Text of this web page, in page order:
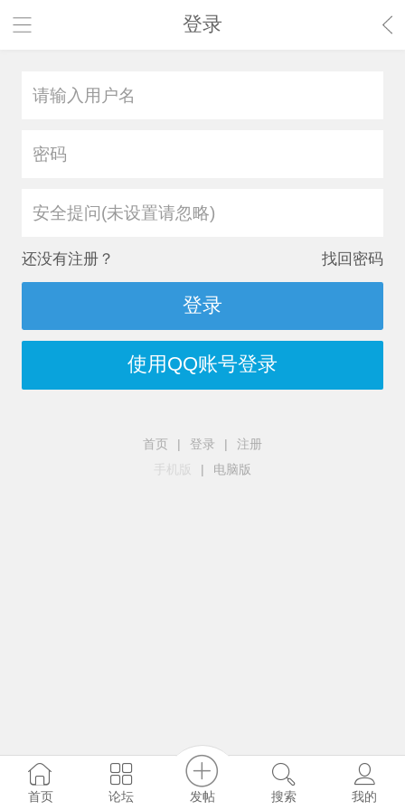
登录
安全提问(未设置请忽略)
还没有注册？ 找回密码
登录
使用QQ账号登录
首页 | 登录 |
注册
手机版
| 电脑版
首页 论坛 发帖 搜索 我的